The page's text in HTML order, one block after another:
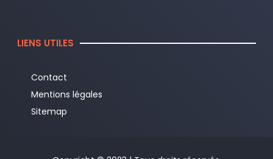
LIENS UTILES
Contact
Mentions légales
Sitemap